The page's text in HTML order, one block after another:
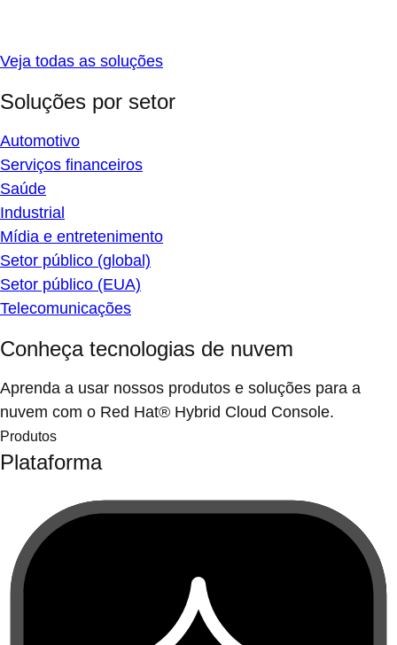
Veja todas as soluções
Soluções por setor
Automotivo
Serviços financeiros
Saúde
Industrial
Mídia e entretenimento
Setor público (global)
Setor público (EUA)
Telecomunicações
Conheça tecnologias de nuvem
Aprenda a usar nossos produtos e soluções para a
nuvem com o Red Hat® Hybrid Cloud Console.
Produtos
Plataforma